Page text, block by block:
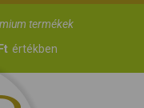
termékek
értékben